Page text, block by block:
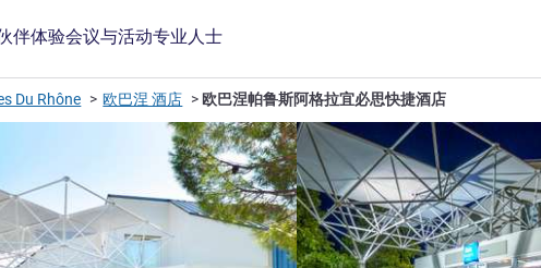
伴体验会议与活动专业人士
Du Rhône 欧巴涅 酒店 欧巴涅帕鲁斯阿格拉宜必思快捷酒店